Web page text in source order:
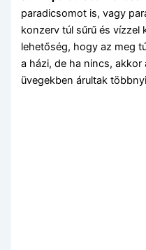
paradicsomot is, vagy
konzerv túl sűrű és vízzel
lehetőség, hogy az meg
a házi, de ha nincs,
üvegekben árultak